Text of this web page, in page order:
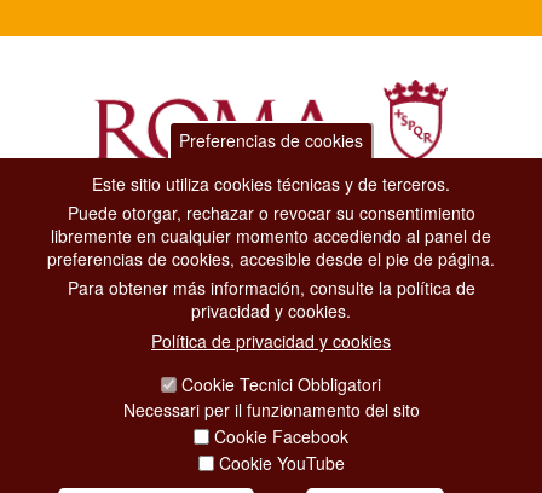
Dipartimento Grandi Eventi, Sport, Turismo e Moda.
Via di San Basilio, 51
00187 Roma
CONTACT CENTER TEL. 06 06 08
CONTATTA LA REDAZIONE
Preferencias de cookies
Este sitio utiliza cookies técnicas y de terceros.
Puede otorgar, rechazar o revocar su consentimiento
libremente en cualquier momento accediendo al panel de
preferencias de cookies, accesible desde el pie de página.
Para obtener más información, consulte la política de
privacidad y cookies.
Política de privacidad y cookies
Cookie Tecnici Obbligatori
Necessari per il funzionamento del sito
Cookie Facebook
Cookie YouTube